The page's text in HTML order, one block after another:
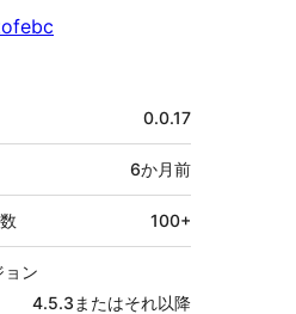
0.0.17
6か月前
100+
ン
4.5.3またはそれ以降